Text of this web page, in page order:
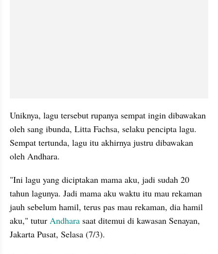
Uniknya, lagu tersebut rupanya sempat ingin dibawakan
oleh sang ibunda, Litta Fachsa, selaku pencipta lagu.
Sempat tertunda, lagu itu akhirnya justru dibawakan
oleh Andhara.
"Ini lagu yang diciptakan mama aku, jadi sudah 20
tahun lagunya. Jadi mama aku waktu itu mau rekaman
jauh sebelum hamil, terus pas mau rekaman, dia hamil
aku," tutur Andhara saat ditemui di kawasan Senayan,
Jakarta Pusat, Selasa (7/3).